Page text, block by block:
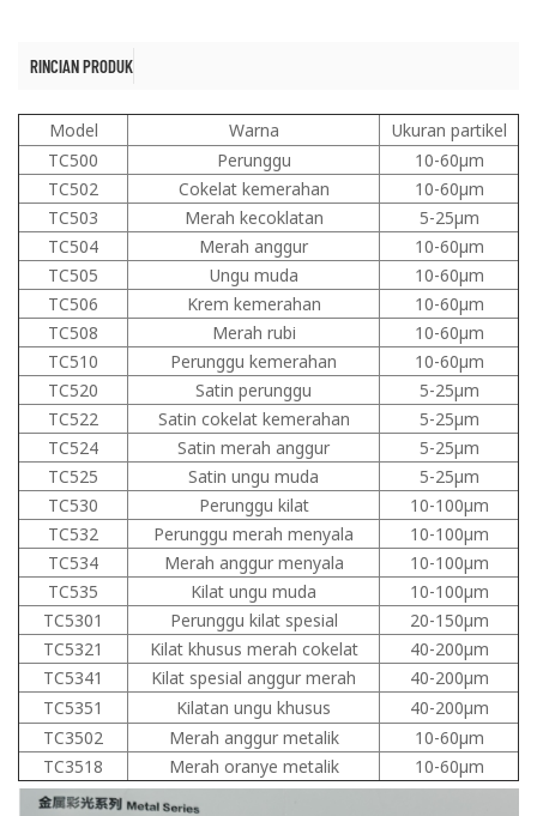
RINCIAN PRODUK
Model Warna
Ukuran partikel
TC500
Perunggu
10-60μm
TC502
Cokelat kemerahan
10-60μm
TC503
Merah kecoklatan
5-25μm
TC504
Merah anggur
10-60μm
TC505
Ungu muda
10-60μm
TC506
Krem kemerahan
10-60μm
TC508
Merah rubi
10-60μm
TC510
Perunggu kemerahan
10-60μm
TC520
Satin perunggu
5-25μm
TC522
Satin cokelat kemerahan
5-25μm
TC524
Satin merah anggur
5-25μm
TC525
Satin ungu muda
5-25μm
TC530
Perunggu kilat
10-100μm
TC532
Perunggu merah menyala
10-100μm
TC534
Merah anggur menyala
10-100μm
TC535
Kilat ungu muda
10-100μm
TC5301
Perunggu kilat spesial
20-150μm
TC5321
Kilat khusus merah cokelat
40-200μm
TC5341
Kilat spesial anggur merah
40-200μm
TC5351
Kilatan ungu khusus
40-200μm
TC3502
Merah anggur metalik
10-60μm
TC3518
Merah oranye metalik 10-60μm